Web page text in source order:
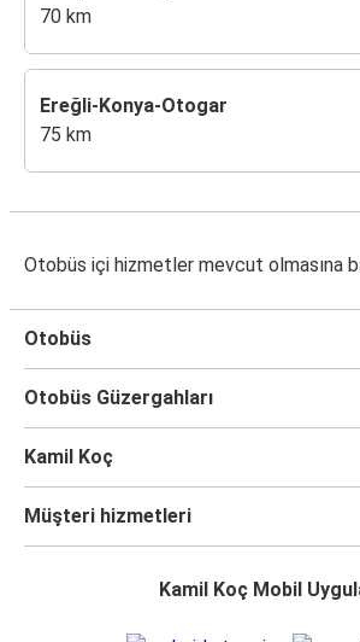
70 km
Ereğli-Konya-Otogar
75 km
Otobüs içi hizmetler mevcut olmasına
Otobüs
Otobüs Güzergahları
Kamil Koç
Müşteri hizmetleri
Kamil Koç Mobil